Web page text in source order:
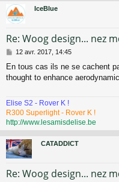
IceBlue
Re: Woog design... nez
M
s
s
e
12 avr. 2017, 14:45
En tous cas ils ne se cachent
thought to enhance
Elise S2 - Rover K !
R300 Superlight - Rover K !
http://www.lesamisdelise.be
CATADDICT
Re: Woog design... nez